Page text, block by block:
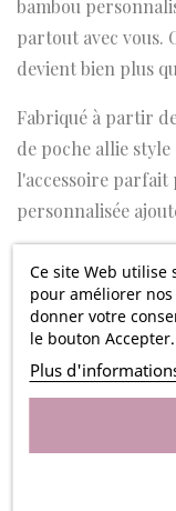
Ce site Web utilise
pour améliorer
donner votre
le bouton Accepter.
Plus
bambou
partout avec vous.
devient bien plus
Fabriqué à partir
de poche allie
l'accessoire
personnalisée
que ce soit une
cœur, ou une date
ressemble, ou
occasion spéciale.
Glissez ce miroir
un miroir à portée